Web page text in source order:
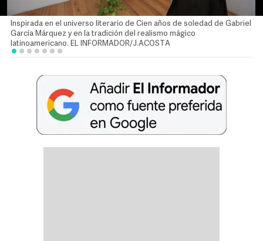
Inspirada en el universo literario de Cien años de soledad de Gabriel
García Márquez y en la tradición del realismo mágico
latinoamericano. EL INFORMADOR/J.ACOSTA